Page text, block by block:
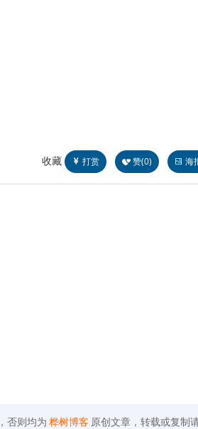
收藏 打赏 赞(0) 海
否则均为 桦树博客 原创文章，转载或复制